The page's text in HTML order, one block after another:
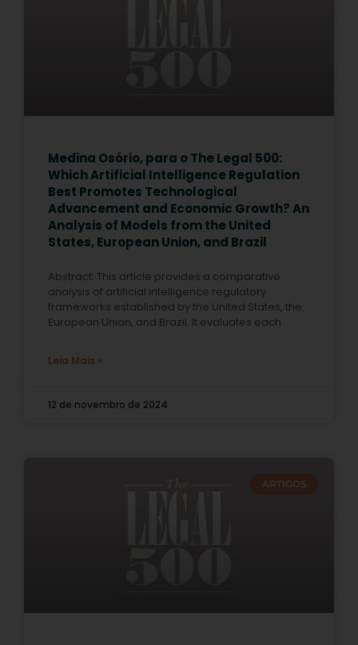
Medina Osório, para o The Legal 500:
Which Artificial Intelligence Regulation
Best Promotes Technological
Advancement and Economic Growth? An
Analysis of Models from the United
States, European Union, and Brazil
Abstract: This article provides a comparative
analysis of artificial intelligence regulatory
frameworks established by the United States, the
European Union, and Brazil. It evaluates each
Leia Mais »
12 de novembro de 2024
ARTIGOS